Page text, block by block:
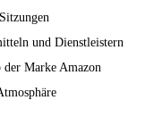
und Dienstleistern
Marke Amazon